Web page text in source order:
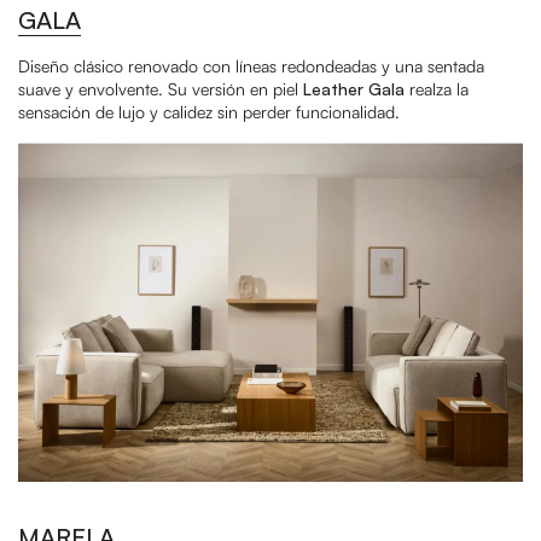
GALA
Diseño clásico renovado con líneas redondeadas y una sentada
suave y envolvente. Su versión en piel Leather Gala realza la
sensación de lujo y calidez sin perder funcionalidad.